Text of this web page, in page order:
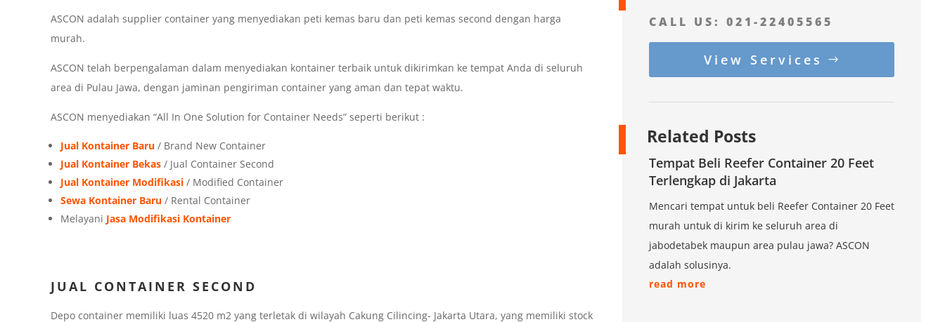
ASCON adalah supplier container yang menyediakan peti kemas baru dan peti kemas second dengan harga
murah.
ASCON telah berpengalaman dalam menyediakan kontainer terbaik untuk dikirimkan ke tempat Anda di seluruh
area di Pulau Jawa, dengan jaminan pengiriman container yang aman dan tepat waktu.
ASCON menyediakan “All In One Solution for Container Needs” seperti berikut :
Jual Kontainer Baru/ Brand New Container
Jual Kontainer Bekas/ Jual Container Second
Jual Kontainer Modifikasi/ Modified Container
Sewa Kontainer Baru/ Rental Container
Melayani Jasa Modifikasi Kontainer
JUAL CONTAINER SECOND
Depo container memiliki luas 4520 m2 yang terletak di wilayah Cakung Cilincing- Jakarta Utara, yang memiliki stock
CALL US:021-22405565
View Services
Related Posts
Tempat Beli Reefer Container 20 Feet
Terlengkap di Jakarta
Mencari tempat untuk beli Reefer Container 20 Feet
murah untuk di kirim ke seluruh area di
jabodetabek maupun area pulau jawa? ASCON
adalah solusinya.
read more